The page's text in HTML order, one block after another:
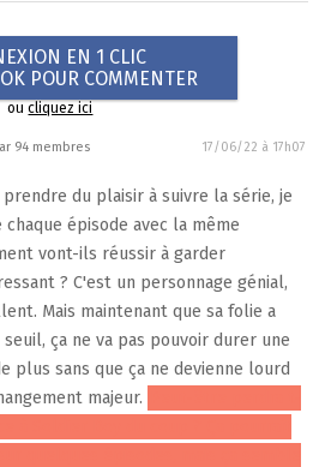
EN 1 CLIC
POUR COMMENTER
oucliquez ici
94 membres 17/06/22 à 17h07
prendre du plaisir à suivre la série, je
épisode avec la même
vont-ils réussir à garder
? C'est un personnage génial,
Mais maintenant que sa folie a
ça ne va pas pouvoir durer une
plus sans que ça ne devienne lourd
majeur.